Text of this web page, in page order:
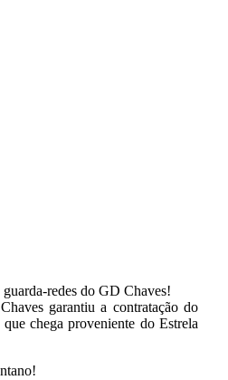
redes do GD Chaves!
garantiu a contratação do
chega proveniente do Estrela